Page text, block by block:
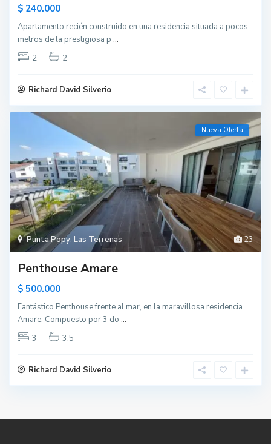
$ 240.000
Apartamento recién construido en una residencia situada a pocos
metros de la prestigiosa p ...
2
2
Richard David Silverio
23
Punta Popy, Las Terrenas
Nueva Oferta
Penthouse Amare
$ 500.000
Fantástico Penthouse frente al mar, en la maravillosa residencia
Amare. Compuesto por 3 do ...
3
3.5
Richard David Silverio